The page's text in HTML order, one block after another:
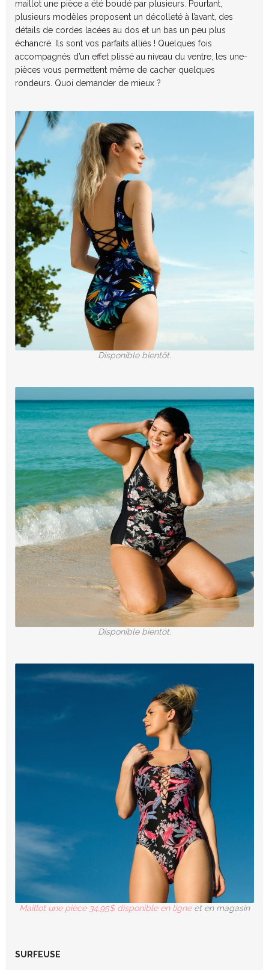
maillot une pièce a été boudé par plusieurs. Pourtant,
plusieurs modèles proposent un décolleté à l’avant, des
détails de cordes lacées au dos et un bas un peu plus
échancré. Ils sont vos parfaits alliés ! Quelques fois
accompagnés d’un effet plissé au niveau du ventre, les une-
pièces vous permettent même de cacher quelques
rondeurs. Quoi demander de mieux ?
Disponible bientôt.
Disponible bientôt.
Maillot une pièce 34,95$ disponible en ligne et en magasin
SURFEUSE